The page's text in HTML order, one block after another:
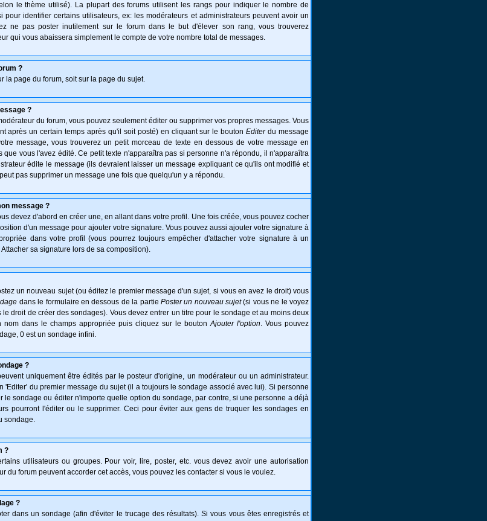
le thème utilisé). La plupart des forums utilisent les rangs pour indiquer le nombre de
identifier certains utilisateurs, ex: les modérateurs et administrateurs peuvent avoir un
ne pas poster inutilement sur le forum dans le but d'élever son rang, vous trouverez
qui vous abaissera simplement le compte de votre nombre total de messages.
?
la page du forum, soit sur la page du sujet.
?
du forum, vous pouvez seulement éditer ou supprimer vos propres messages. Vous
après un certain temps après qu'il soit posté) en cliquant sur le boutonEditerdu message
message, vous trouverez un petit morceau de texte en dessous de votre message en
vous l'avez édité. Ce petit texte n'apparaîtra pas si personne n'a répondu, il n'apparaîtra
édite le message (ils devraient laisser un message expliquant ce qu'ils ont modifié et
pas supprimer un message une fois que quelqu'un y a répondu.
message ?
devez d'abord en créer une, en allant dans votre profil. Une fois créée, vous pouvez cocher
d'un message pour ajouter votre signature. Vous pouvez aussi ajouter votre signature à
dans votre profil (vous pourrez toujours empêcher d'attacher votre signature à un
sa signature lors de sa composition).
un nouveau sujet (ou éditez le premier message d'un sujet, si vous en avez le droit) vous
dans le formulaire en dessous de la partie Poster un nouveau sujet(si vous ne le voyez
droit de créer des sondages). Vous devez entrer un titre pour le sondage et au moins deux
nom dans le champs appropriée puis cliquez sur le boutonAjouter l'option. Vous pouvez
0 est un sondage infini.
?
uniquement être édités par le posteur d'origine, un modérateur ou un administrateur.
'Editer' du premier message du sujet (il a toujours le sondage associé avec lui). Si personne
le sondage ou éditer n'importe quelle option du sondage, par contre, si une personne a déjà
pourront l'éditer ou le supprimer. Ceci pour éviter aux gens de truquer les sondages en
sondage.
?
utilisateurs ou groupes. Pour voir, lire, poster, etc. vous devez avoir une autorisation
du forum peuvent accorder cet accès, vous pouvez les contacter si vous le voulez.
?
dans un sondage (afin d'éviter le trucage des résultats). Si vous vous êtes enregistrés et